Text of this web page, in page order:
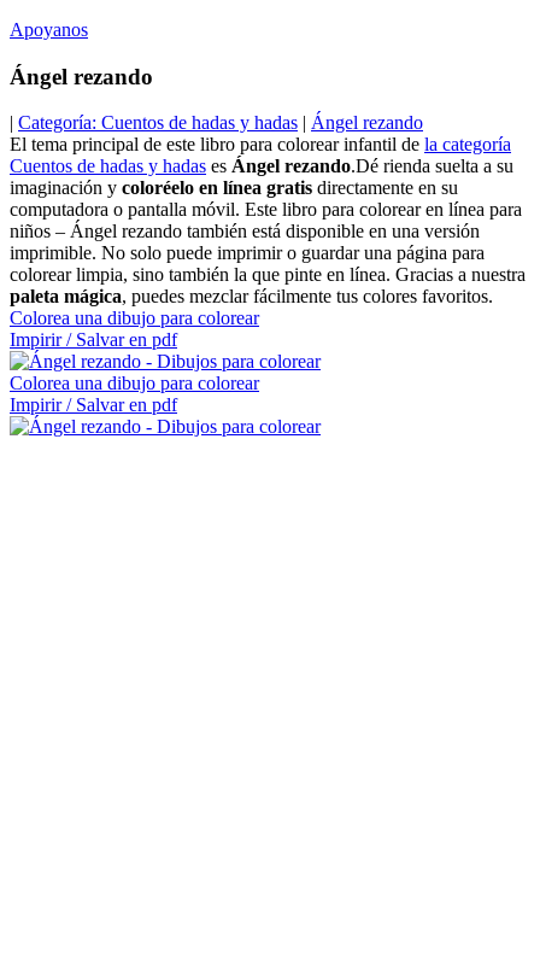
Apoyanos
Ángel rezando
| Categoría: Cuentos de hadas y hadas | Ángel rezando
El tema principal de este libro para colorear infantil de la categoría
Cuentos de hadas y hadas es Ángel rezando.Dé rienda suelta a su
imaginación y coloréelo en línea gratis directamente en su
computadora o pantalla móvil. Este libro para colorear en línea para
niños – Ángel rezando también está disponible en una versión
imprimible. No solo puede imprimir o guardar una página para
colorear limpia, sino también la que pinte en línea. Gracias a nuestra
paleta mágica, puedes mezclar fácilmente tus colores favoritos.
Colorea una dibujo para colorear
Impirir / Salvar en pdf
Colorea una dibujo para colorear
Impirir / Salvar en pdf